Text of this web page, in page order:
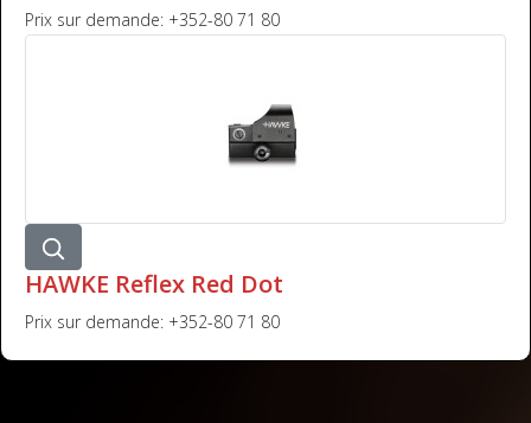
Prix sur demande: +352-80 71 80
HAWKE Reflex Red Dot
Prix sur demande: +352-80 71 80